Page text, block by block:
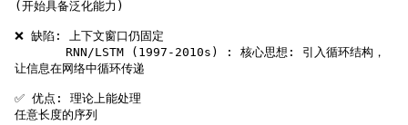
(开始具备泛化能力)
❌ 缺陷: 上下文窗口仍固定
        RNN/LSTM (1997-2010s) : 核心思想: 引入循环结构，
让信息在网络中循环传递
✅ 优点: 理论上能处理
任意长度的序列